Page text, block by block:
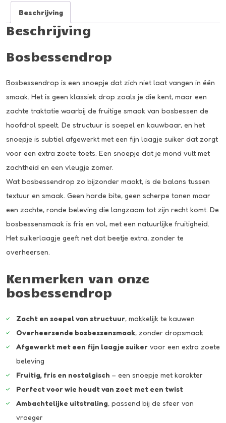
Beschrijving
Beschrijving
Bosbessendrop
Bosbessendrop is een snoepje dat zich niet laat vangen in één
smaak. Het is geen klassiek drop zoals je die kent, maar een
zachte traktatie waarbij de fruitige smaak van bosbessen de
hoofdrol speelt. De structuur is soepel en kauwbaar, en het
snoepje is subtiel afgewerkt met een fijn laagje suiker dat zorgt
voor een extra zoete toets. Een snoepje dat je mond vult met
zachtheid en een vleugje zomer.
Wat bosbessendrop zo bijzonder maakt, is de balans tussen
textuur en smaak. Geen harde bite, geen scherpe tonen maar
een zachte, ronde beleving die langzaam tot zijn recht komt. De
bosbessensmaak is fris en vol, met een natuurlijke fruitigheid.
Het suikerlaagje geeft net dat beetje extra, zonder te
overheersen.
Kenmerken van onze
bosbessendrop
Zacht en soepel van structuur, makkelijk te kauwen
Overheersende bosbessensmaak, zonder dropsmaak
Afgewerkt met een fijn laagje suiker voor een extra zoete
beleving
Fruitig, fris en nostalgisch – een snoepje met karakter
Perfect voor wie houdt van zoet met een twist
Ambachtelijke uitstraling, passend bij de sfeer van
vroeger